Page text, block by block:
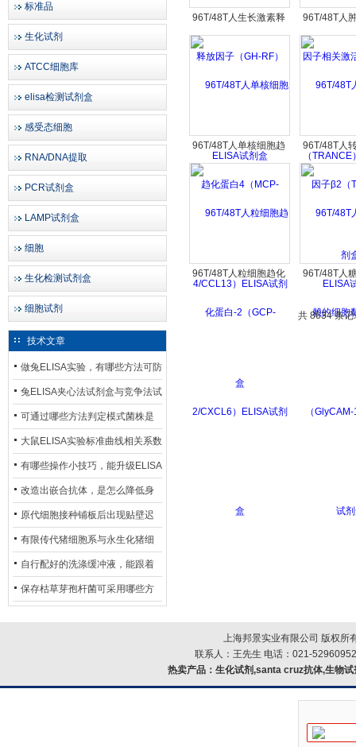
标准品
生化试剂
ATCC细胞库
elisa检测试剂盒
感受态细胞
RNA/DNA提取
PCR试剂盒
LAMP试剂盒
细胞
生化检测试剂盒
细胞试剂
技术文章
做兔ELISA实验，有哪些方法可防
止平台效应发生？
兔ELISA夹心法试剂盒与竞争法试
剂盒，适用检测场景存在哪些差
异？
可通过哪些方法判定模式菌株是
否存在杂菌污染？
大鼠ELISA实验标准曲线相关系数
偏低，可从哪些维度开展问题排
查？
有哪些操作小技巧，能升级ELISA
的LOD与LOQ性能？
改造出嵌合抗体，是怎么降低身
体生成抗鼠抗体（HAMA）的？
原代细胞接种铺板后出现贴壁迟
缓、悬浮细胞数量偏多的现象的
主要诱因
有限传代猪细胞系与永生化猪细
胞系，二者在增殖存活周期上有
什么区别？
自行配好的洗涤缓冲液，能跟着
试剂盒原装干粉放一处储存吗？
保存枯草芽孢杆菌可采用哪些方
96T/48T人生长激素释
放因子（GH-RF）
ELISA试剂盒
96T/48T人
子相关激
（TRANCE
96T/48T人单核细胞趋
化蛋白4（MCP-
4/CCL13）ELISA试剂
96T/48T人
子β2（
试剂
96T/48T人粒细胞趋化
2/CXCL6）ELISA试剂
96T/48T人
（GlyCAM-
共 8634 条
上海邦景实业有限公司 版权所
联系人：王先生 电话：021-
热卖产品： 生化试剂,santa cruz抗体,生物